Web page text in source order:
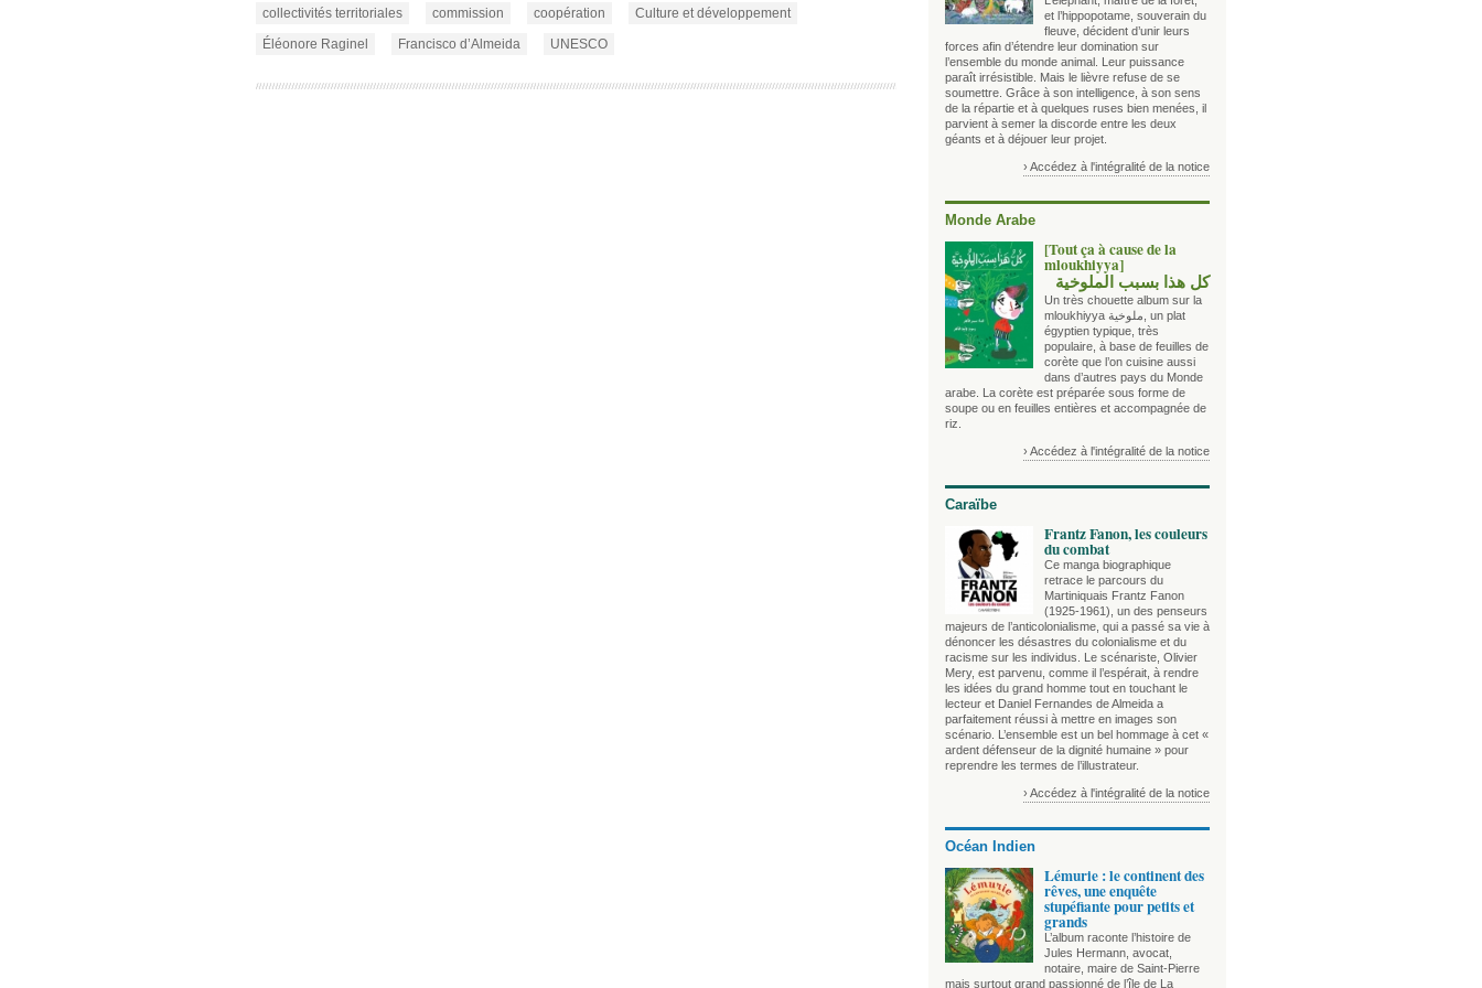
collectivités territoriales
commission coopération
Culture et développement
Éléonore Raginel
Francisco d’Almeida UNESCO
et l’hippopotame, souverain du
fleuve, décident d’unir leurs
forces afin d’étendre leur domination sur
l’ensemble du monde animal. Leur puissance
paraît irrésistible. Mais le lièvre refuse de se
soumettre. Grâce à son intelligence, à son sens
de la répartie et à quelques ruses bien menées, il
parvient à semer la discorde entre les deux
géants et à déjouer leur projet.
› Accédez à l'intégralité de la notice
Monde Arabe
[Tout ça à cause de la
mloukhiyya]
كل هذا بسبب الملوخية
Un très chouette album sur la
mloukhiyya ملوخية, un plat
égyptien typique, très
populaire, à base de feuilles de
corète que l’on cuisine aussi
dans d’autres pays du Monde
arabe. La corète est préparée sous forme de
soupe ou en feuilles entières et accompagnée de
riz.
› Accédez à l'intégralité de la notice
Caraïbe
Frantz Fanon, les couleurs
du combat
Ce manga biographique
retrace le parcours du
Martiniquais Frantz Fanon
(1925-1961), un des penseurs
majeurs de l’anticolonialisme, qui a passé sa vie à
dénoncer les désastres du colonialisme et du
racisme sur les individus. Le scénariste, Olivier
Mery, est parvenu, comme il l’espérait, à rendre
les idées du grand homme tout en touchant le
lecteur et Daniel Fernandes de Almeida a
parfaitement réussi à mettre en images son
scénario. L’ensemble est un bel hommage à cet «
ardent défenseur de la dignité humaine » pour
reprendre les termes de l’illustrateur.
› Accédez à l'intégralité de la notice
Océan Indien
Lémurie : le continent des
rêves, une enquête
stupéfiante pour petits et
grands
L’album raconte l’histoire de
Jules Hermann, avocat,
notaire, maire de Saint-Pierre
mais surtout grand passionné de l’île de La